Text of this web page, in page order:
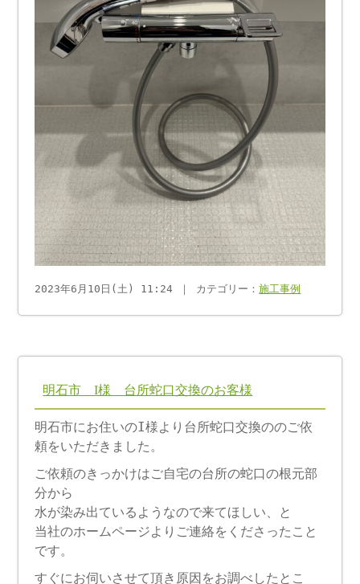
2023年6月10日(土) 11:24 ｜ カテゴリー：施工事例
明石市 I様 台所蛇口交換のお客様
明石市にお住いのI様より台所蛇口交換ののご依
頼をいただきました。
ご依頼のきっかけはご自宅の台所の蛇口の根元部
分から
水が染み出ているようなので来てほしい、と
当社のホームページよりご連絡をくださったこと
です。
すぐにお伺いさせて頂き原因をお調べしたとこ